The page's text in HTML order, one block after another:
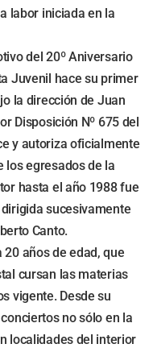
labor iniciada en la
del 20º Aniversario
Juvenil hace su primer
la dirección de Juan
Disposición Nº 675 del
y autoriza oficialmente
los egresados de la
hasta el año 1988 fue
sucesivamente
Canto.
años de edad, que
cursan las materias
vigente. Desde su
no sólo en la
localidades del interior